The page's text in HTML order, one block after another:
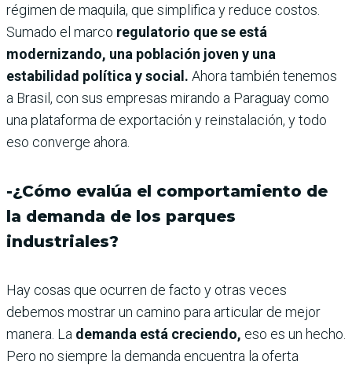
régimen de maquila, que simplifica y reduce costos.
Sumado el marco regulatorio que se está
modernizando, una población joven y una
estabilidad política y social. Ahora también tenemos
a Brasil, con sus empresas mirando a Paraguay como
una plataforma de exportación y reinstalación, y todo
eso converge ahora.
-¿Cómo evalúa el comportamiento de
la demanda de los parques
industriales?
Hay cosas que ocurren de facto y otras veces
debemos mostrar un camino para articular de mejor
manera. La demanda está creciendo, eso es un hecho.
Pero no siempre la demanda encuentra la oferta